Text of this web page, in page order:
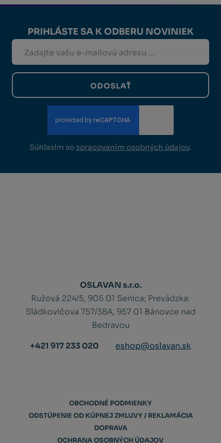
PRIHLÁSTE SA K ODBERU NOVINIEK
ODOSLAŤ
Súhlasím so spracovaním osobných údajov.
OSLAVAN s.r.o.
Ružová 224/5, 905 01 Senica; Prevádzka:
Sládkovičova 757/38A, 957 01 Bánovce nad
Bedravou
+421 917 233 020
eshop@oslavan.sk
OBCHODNÉ PODMIENKY
ODSTÚPENIE OD KÚPNEJ ZMLUVY / REKLAMÁCIA
DOPRAVA
OCHRANA OSOBNÝCH ÚDAJOV